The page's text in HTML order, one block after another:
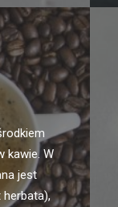
kawie. W
jest
herbata),